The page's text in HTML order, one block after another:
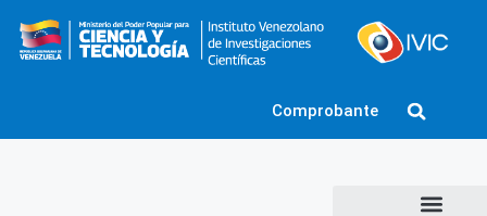
Comprobante